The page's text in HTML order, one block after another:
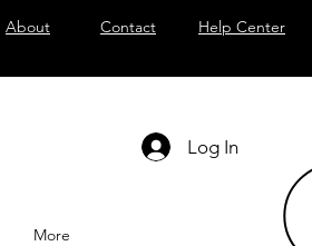
About Contact Help Center
Log In
More